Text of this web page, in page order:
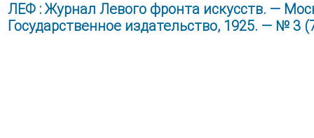
ЛЕФ : Журнал Левого фронта искусств. —
Государственное издательство, 1925. — № 3